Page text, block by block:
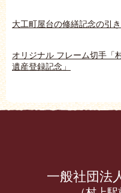
大工町屋台の修繕記念の引
オリジナル フレーム切手「
遺産登録記念」
一般社団法